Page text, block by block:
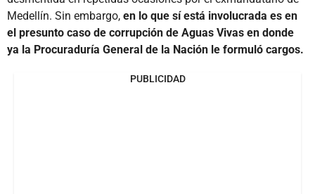
Medellín. Sin embargo, en lo que sí está involucrada es en
el presunto caso de corrupción de Aguas Vivas en donde
ya la Procuraduría General de la Nación le formuló cargos.
PUBLICIDAD